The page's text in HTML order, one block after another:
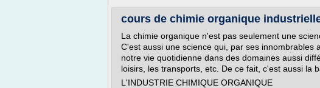
cours de chimie organique
La chimie organique n'est pas seulement une
C'est aussi une science qui, par ses innombrables
notre vie quotidienne dans des domaines aussi
loisirs, les transports, etc. De ce fait, c'est aussi la
L'INDUSTRIE CHIMIQUE ORGANIQUE